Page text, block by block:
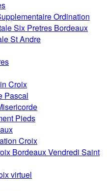
Ordination
Six Pretres Bordeaux
St Andre
Croix
Pascal
Pieds
Croix
Bordeaux Vendredi Saint
virtuel